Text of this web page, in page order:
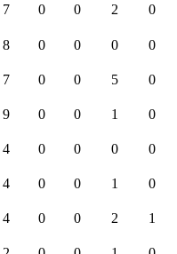
7 0 0 2 0
8 0 0 0 0
7 0 0 5 0
9 0 0 1 0
4 0 0 0 0
4 0 0 1 0
4 0 0 2 1